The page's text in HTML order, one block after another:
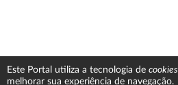
Este Portal utiliza a tecnologia de cookies
melhorar sua experiência de navegação.